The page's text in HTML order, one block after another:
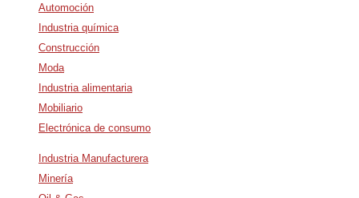
Automoción
Industria química
Construcción
Moda
Industria alimentaria
Mobiliario
Electrónica de consumo
Industria Manufacturera
Minería